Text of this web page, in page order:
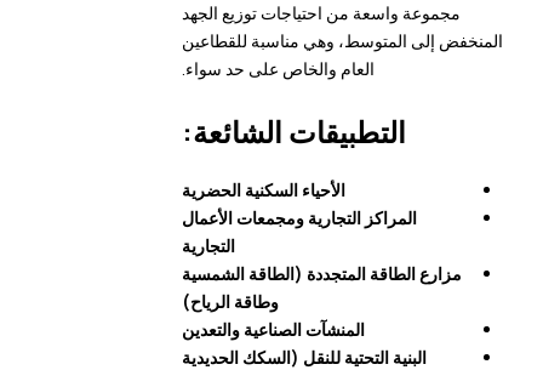
مجموعة واسعة من احتياجات توزيع الجهد
المنخفض إلى المتوسط، وهي مناسبة للقطاعين
العام والخاص على حد سواء.
التطبيقات الشائعة:
الأحياء السكنية الحضرية
المراكز التجارية ومجمعات الأعمال
التجارية
مزارع الطاقة المتجددة (الطاقة الشمسية
وطاقة الرياح)
المنشآت الصناعية والتعدين
البنية التحتية للنقل (السكك الحديدية